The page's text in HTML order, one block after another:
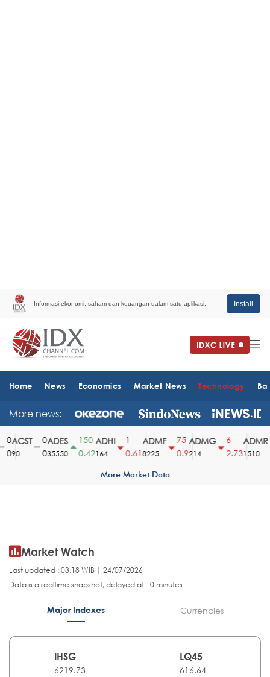
Informasi ekonomi, saham dan keuangan dalam satu aplikasi. Install
Home News Economics Market News Technology
More news:
ACST
90
ADES
35550
150
0.42
ADHI
164
0.61
ADMF
8225
75
0.9
ADMG
214
2.73
ADMR
1510
More Market Data
Market Watch
Last updated : 03.18 WIB | 24/07/2026
Data is a realtime snapshot, delayed at 10 minutes
Major Indexes Currencies
IHSG
6219.73
LQ45
616.64